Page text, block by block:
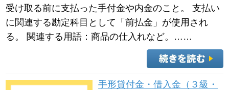
受け取る前に支払った手付金や内金のこと。 支払い
に関連する勘定科目として「前払金」が使用され
る。 関連する用語：商品の仕入れなど。……
手形貸付金・借入金（３級・